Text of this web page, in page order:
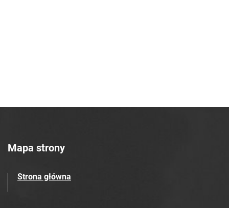
Tarnowskie Azoty : tygodnik Zakładów
Tarnowskie Azoty : tygodnik Zakładów
Mapa strony
Strona główna